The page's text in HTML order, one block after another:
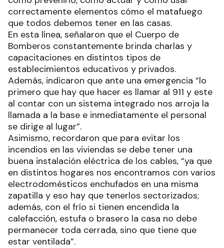
correctamente elementos cómo el matafuego
que todos debemos tener en las casas.
En esta línea, señalaron que el Cuerpo de
Bomberos constantemente brinda charlas y
capacitaciones en distintos tipos de
establecimientos educativos y privados.
Además, indicaron que ante una emergencia “lo
primero que hay que hacer es llamar al 911 y este
al contar con un sistema integrado nos arroja la
llamada a la base e inmediatamente el personal
se dirige al lugar”.
Asimismo, recordaron que para evitar los
incendios en las viviendas se debe tener una
buena instalación eléctrica de los cables, “ya que
en distintos hogares nos encontramos con varios
electrodomésticos enchufados en una misma
zapatilla y eso hay que tenerlos sectorizados;
además, con el frío si tienen encendida la
calefacción, estufa o brasero la casa no debe
permanecer toda cerrada, sino que tiene que
estar ventilada”.